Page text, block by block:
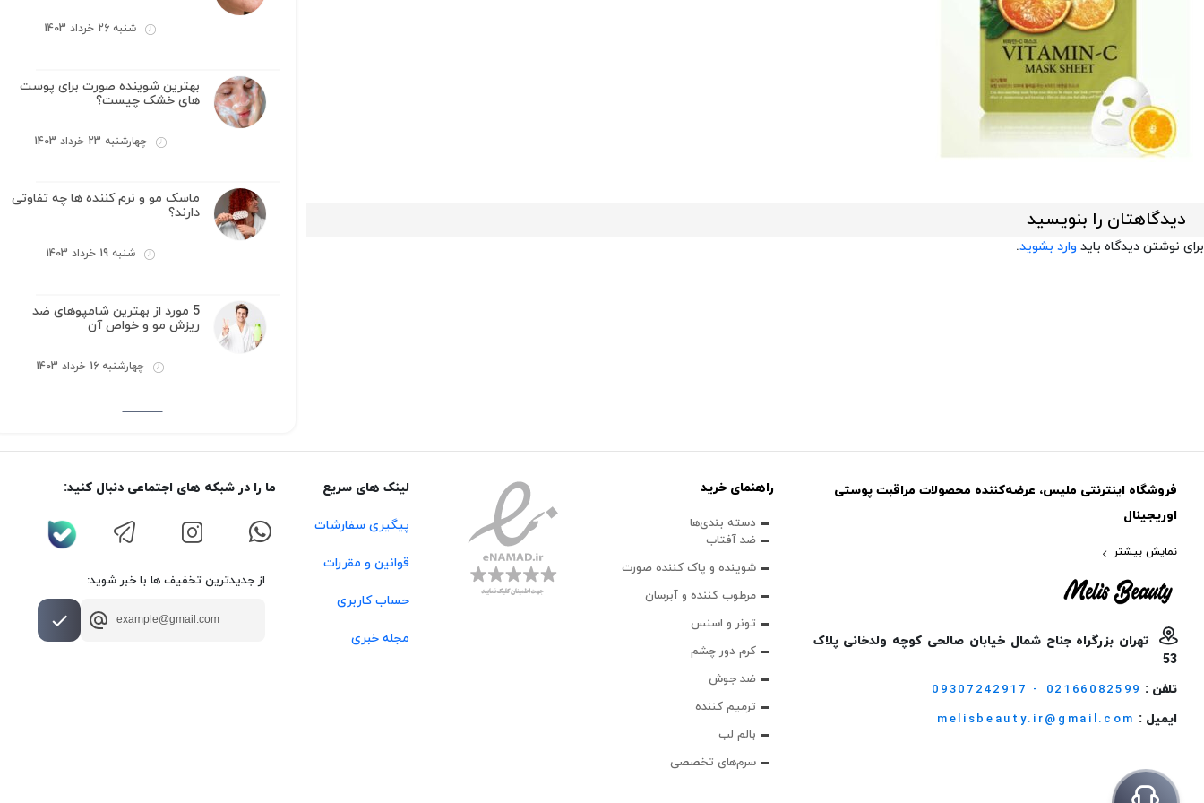
دیدگاهتان را بنویسید
برای نوشتن دیدگاه باید وارد بشوید.
شنبه 26 خرداد 1403
بهترین شوینده صورت برای پوست
های خشک چیست؟
چهارشنبه 23 خرداد 1403
ماسک مو و نرم کننده ها چه تفاوتی
دارند؟
شنبه 19 خرداد 1403
5 مورد از بهترین شامپوهای ضد
ریزش مو و خواص آن
چهارشنبه 16 خرداد 1403
فروشگاه اینترنتی ملیس، عرضه‌کننده محصولات مراقبت پوستی
اوریجینال
نمایش بیشتر
تهران بزرگراه جناح شمال خیابان صالحی کوچه ولدخانی پلاک
53
تلفن : 09307242917 - 02166082599
ایمیل : melisbeauty.ir@gmail.com
راهنمای خرید
دسته بندی‌ها
ضد آفتاب
شوینده و پاک‌ کننده صورت
مرطوب کننده و آبرسان
تونر و اسنس
کرم دور چشم
ضد جوش
ترمیم کننده
بالم لب
سرم‌های تخصصی
لینک های سریع
پیگیری سفارشات
قوانین و مقررات
حساب کاربری
مجله خبری
ما را در شبکه های اجتماعی دنبال کنید:
از جدیدترین تخفیف ها با خبر شوید: